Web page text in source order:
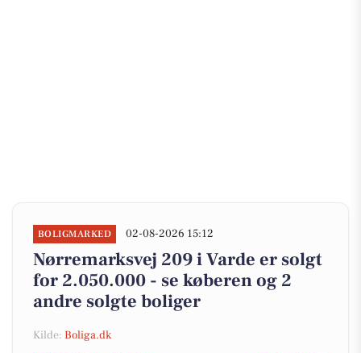
BOLIGMARKED 02-08-2026 15:12
Nørremarksvej 209 i Varde er solgt
for 2.050.000 - se køberen og 2
andre solgte boliger
Kilde: Boliga.dk